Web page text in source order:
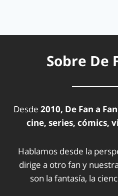
Sobre De
Desde 2010, De Fan a Fan
cine, series, cómics,
Hablamos desde la
dirige a otro fan y
son la fantasía, la